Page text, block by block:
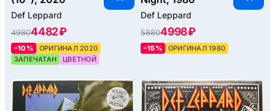
Def Leppard
49804482 ₽
–10%
ОРИГИНАЛ 2020
ЗАПЕЧАТАН
ЦВЕТНОЙ
Def Leppard
58804998 ₽
–15% ОРИГИНАЛ 1980